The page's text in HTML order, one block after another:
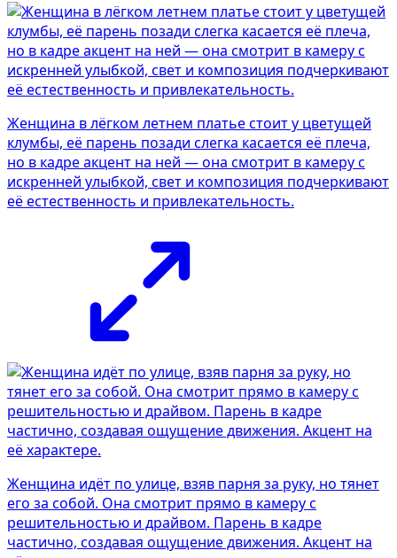
Женщина в лёгком летнем платье стоит у цветущей
клумбы, её парень позади слегка касается её плеча,
но в кадре акцент на ней — она смотрит в камеру с
искренней улыбкой, свет и композиция подчеркивают
её естественность и привлекательность.
Женщина идёт по улице, взяв парня за руку, но тянет
его за собой. Она смотрит прямо в камеру с
решительностью и драйвом. Парень в кадре
частично, создавая ощущение движения. Акцент на